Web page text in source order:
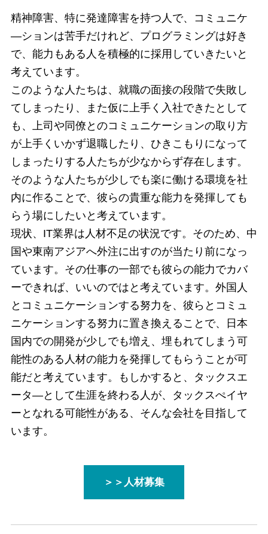
精神障害、特に発達障害を持つ人で、コミュニケ
―ションは苦手だけれど、プログラミングは好き
で、能力もある人を積極的に採用していきたいと
考えています。
このような人たちは、就職の面接の段階で失敗し
てしまったり、また仮に上手く入社できたとして
も、上司や同僚とのコミュニケーションの取り方
が上手くいかず退職したり、ひきこもりになって
しまったりする人たちが少なからず存在します。
そのような人たちが少しでも楽に働ける環境を社
内に作ることで、彼らの貴重な能力を発揮しても
らう場にしたいと考えています。
現状、IT業界は人材不足の状況です。そのため、中
国や東南アジアへ外注に出すのが当たり前になっ
ています。その仕事の一部でも彼らの能力でカバ
ーできれば、いいのではと考えています。外国人
とコミュニケーションする努力を、彼らとコミュ
ニケーションする努力に置き換えることで、日本
国内での開発が少しでも増え、埋もれてしまう可
能性のある人材の能力を発揮してもらうことが可
能だと考えています。もしかすると、タックスエ
ータ―として生涯を終わる人が、タックスぺイヤ
ーとなれる可能性がある、そんな会社を目指して
います。
＞＞人材募集